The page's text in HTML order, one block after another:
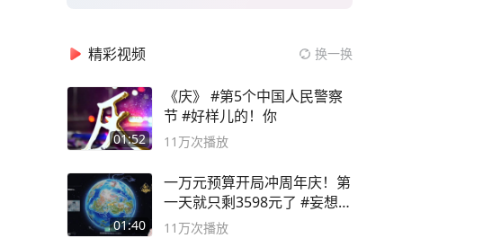
精彩视频 换一换
01:52
《庆》 #第5个中国人民警察
节 #好样儿的！你
11万次播放
01:40
一万元预算开局冲周年庆！第
一天就只剩3598元了 #妄想山
海
11万次播放